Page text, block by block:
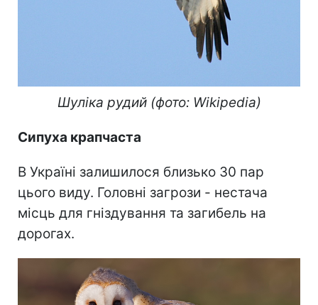
Шуліка рудий (фото: Wikipedia)
Сипуха крапчаста
В Україні залишилося близько 30 пар
цього виду. Головні загрози - нестача
місць для гніздування та загибель на
дорогах.